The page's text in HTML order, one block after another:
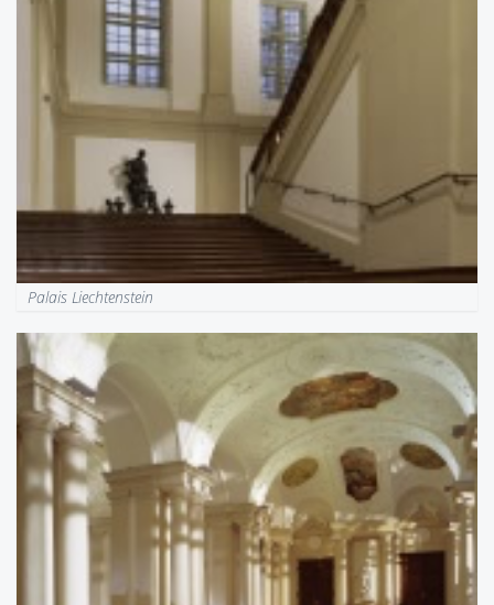
Palais Liechtenstein